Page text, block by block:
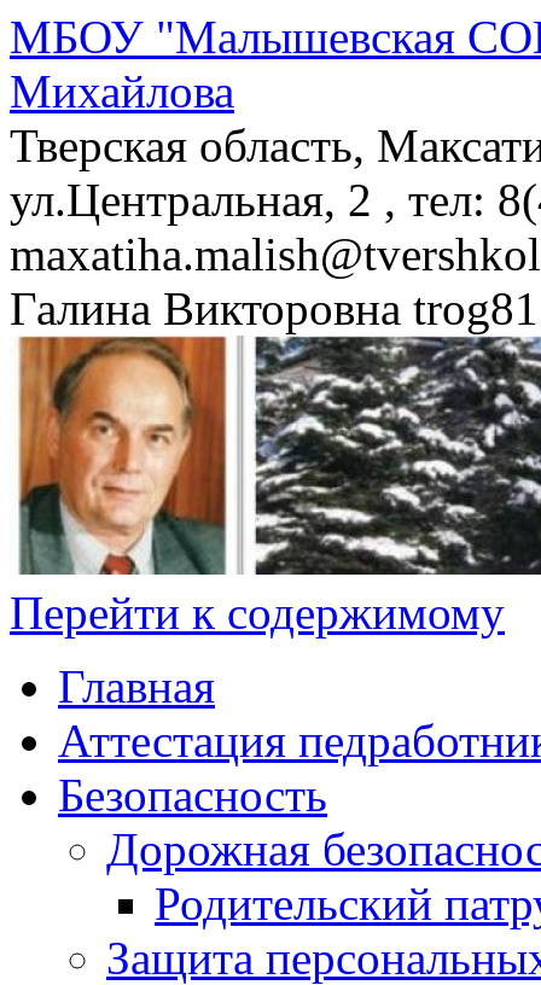
МБОУ "Малышевская
Михайлова
Тверская область,
ул.Центральная, 2 , тел:
Галина Викторовна
Перейти к содержимому
Главная
Аттестация
Безопасность
Дорожная
Родительский
Защита